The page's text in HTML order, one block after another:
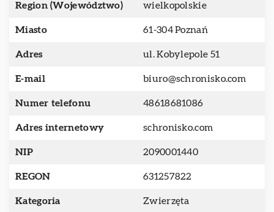
Region (Województwo) wielkopolskie
Miasto 61-304 Poznań
Adres ul. Kobylepole 51
E-mail biuro@schronisko.com
Numer telefonu 48618681086
Adres internetowy schronisko.com
NIP 2090001440
REGON 631257822
Kategoria Zwierzęta